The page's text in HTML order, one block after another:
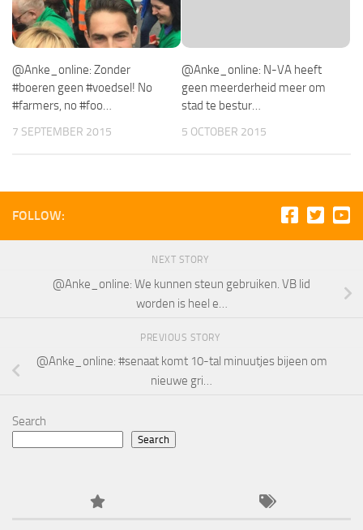
@Anke_online: Zonder
#boeren geen #voedsel! No
#farmers, no #foo…
7 SEPTEMBER 2015
@Anke_online: N-VA heeft
geen meerderheid meer om
stad te bestur…
5 OCTOBER 2015
FOLLOW:
NEXT STORY
@Anke_online: We kunnen steun gebruiken. VB lid
worden is heel e…
PREVIOUS STORY
@Anke_online: #senaat komt 10-tal minuutjes bijeen om
nieuwe gri…
Search
Search